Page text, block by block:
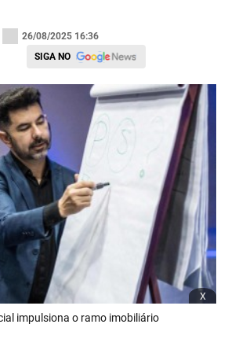
26/08/2025 16:36
SIGA NO
x
impulsiona o ramo imobiliário